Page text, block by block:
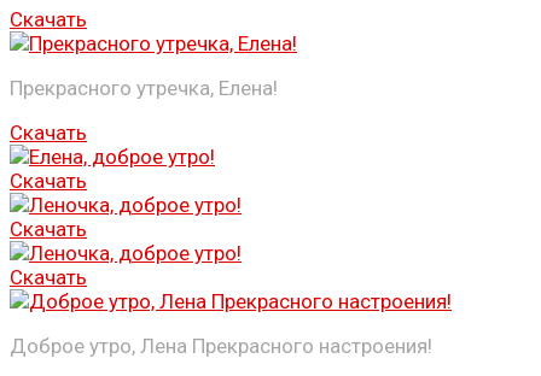
Скачать
Прекрасного утречка, Елена!
Скачать
Скачать
Скачать
Скачать
Доброе утро, Лена Прекрасного настроения!